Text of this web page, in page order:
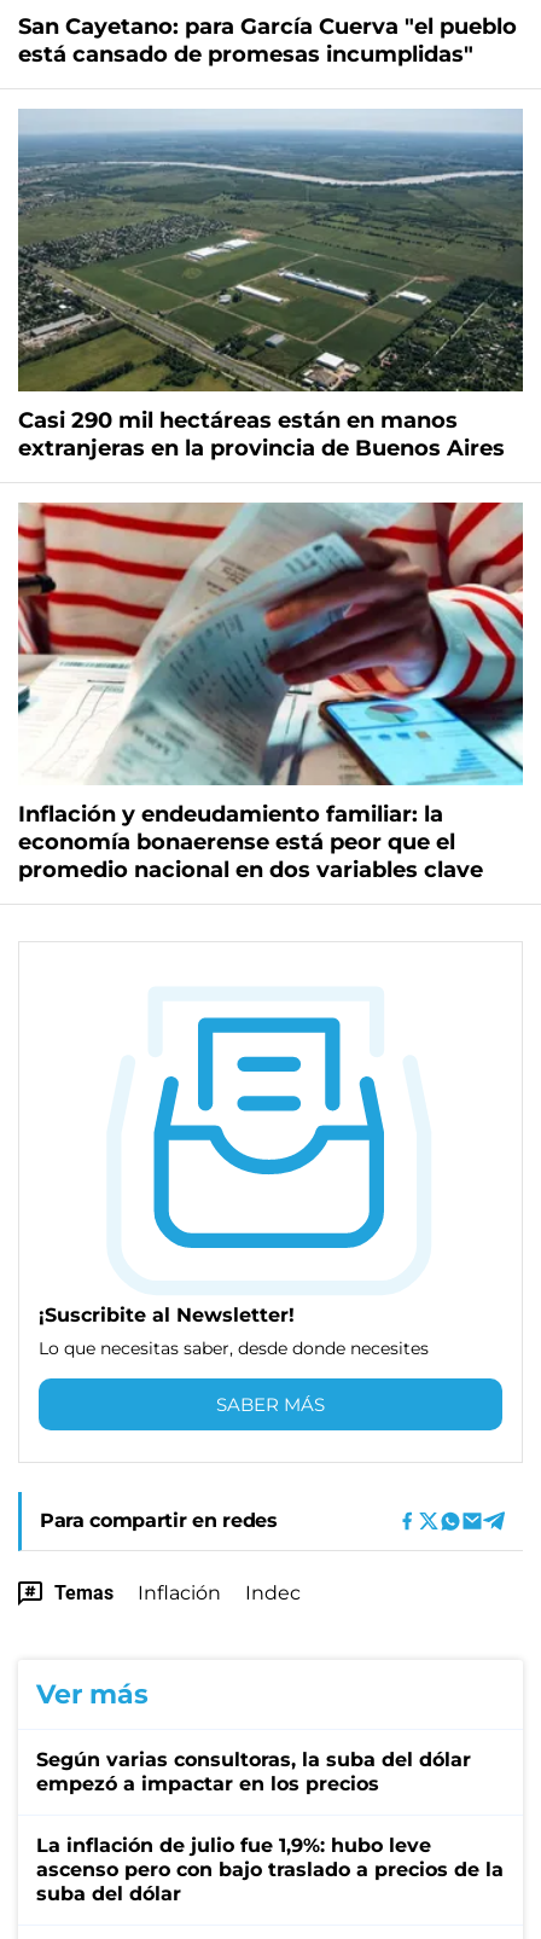
San Cayetano: para García Cuerva "el pueblo
está cansado de promesas incumplidas"
Casi 290 mil hectáreas están en manos
extranjeras en la provincia de Buenos Aires
Inflación y endeudamiento familiar: la
economía bonaerense está peor que el
promedio nacional en dos variables clave
¡Suscribite al Newsletter!
Lo que necesitas saber, desde donde necesites
SABER MÁS
Para compartir en redes
Temas Inflación Indec
Ver más
Según varias consultoras, la suba del dólar
empezó a impactar en los precios
La inflación de julio fue 1,9%: hubo leve
ascenso pero con bajo traslado a precios de la
suba del dólar